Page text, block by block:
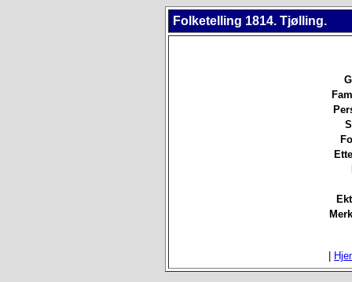
Folketelling 1814. Tjølling.